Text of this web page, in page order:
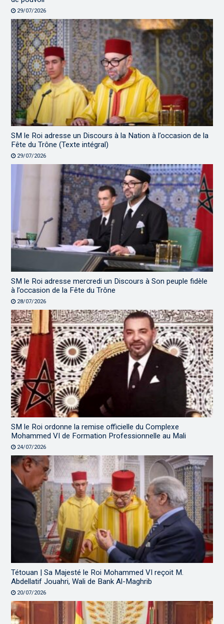
29/07/2026
SM le Roi adresse un Discours à la Nation à l’occasion de la
Fête du Trône (Texte intégral)
29/07/2026
SM le Roi adresse mercredi un Discours à Son peuple fidèle
à l’occasion de la Fête du Trône
28/07/2026
SM le Roi ordonne la remise officielle du Complexe
Mohammed VI de Formation Professionnelle au Mali
24/07/2026
Tétouan | Sa Majesté le Roi Mohammed VI reçoit M.
Abdellatif Jouahri, Wali de Bank Al-Maghrib
20/07/2026